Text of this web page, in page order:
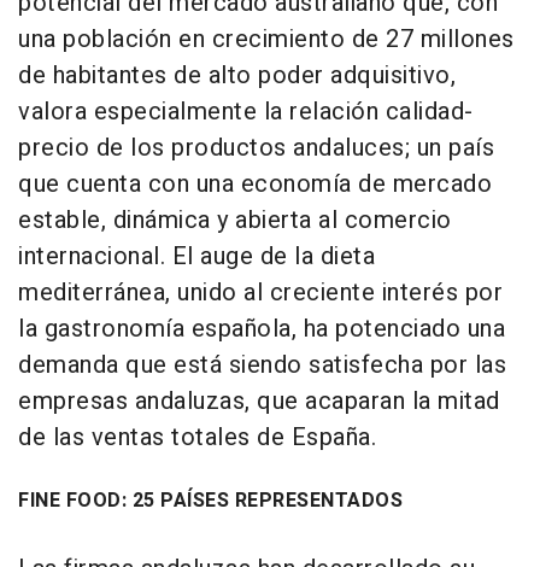
una población en crecimiento de 27 millones
de habitantes de alto poder adquisitivo,
valora especialmente la relación calidad-
precio de los productos andaluces; un país
que cuenta con una economía de mercado
estable, dinámica y abierta al comercio
internacional. El auge de la dieta
mediterránea, unido al creciente interés por
la gastronomía española, ha potenciado una
demanda que está siendo satisfecha por las
empresas andaluzas, que acaparan la mitad
de las ventas totales de España.
FINE FOOD: 25 PAÍSES REPRESENTADOS